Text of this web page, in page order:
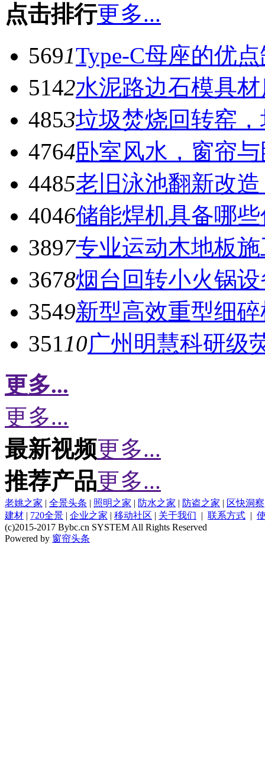
点击排行更多...
5691Type-C母座的优
5142水泥路边石模具
4853垃圾焚烧回转窑
4764卧室风水，窗帘
4485老旧泳池翻新改
4046储能焊机具备哪
3897专业运动木地板
3678烟台回转小火锅
3549新型高效重型细
35110广州明慧科研级
更多...
更多...
最新视频更多...
推荐产品更多...
老姚之家 | 全景头条 | 照明之家 | 防水之家 | 防盗之家 | 区快洞察
建材 | 720全景 | 企业之家 | 移动社区 | 关于我们 | 联系方式 |
(c)2015-2017 Bybc.cn SYSTEM All Rights Reserved
Powered by 窗帘头条